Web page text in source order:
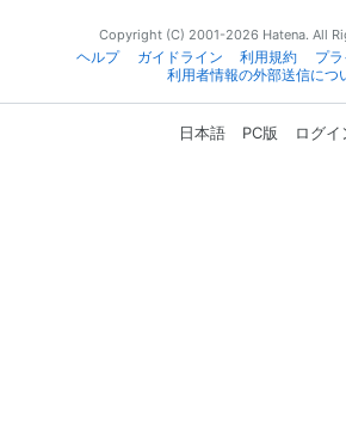
Copyright (C) 2001-2026 Hatena. All
ヘルプ
ガイドライン 利用規約
プ
利用者情報の外部送信につ
日本語 PC版 ログイ